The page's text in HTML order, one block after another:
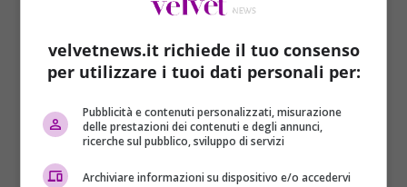
Io sono, quale Presidente della Repubblica,
garante della coesione nazionale“. A pronunciare
questa frase che ha lasciato tutti allibiti non è stato
il capo del Stato Sergio Mattarella ma il presidente
del Consiglio Giuseppe Conte. Il lapsus è sfuggito al
premier mentre si trovava a Potenza, lunedì 11
febbraio, forse distratto dall’incalzare delle domande
velvetnews.it richiede il tuo consenso
per utilizzare i tuoi dati personali per:
Pubblicità e contenuti personalizzati, misurazione
delle prestazioni dei contenuti e degli annunci,
ricerche sul pubblico, sviluppo di servizi
Archiviare informazioni su dispositivo e/o accedervi